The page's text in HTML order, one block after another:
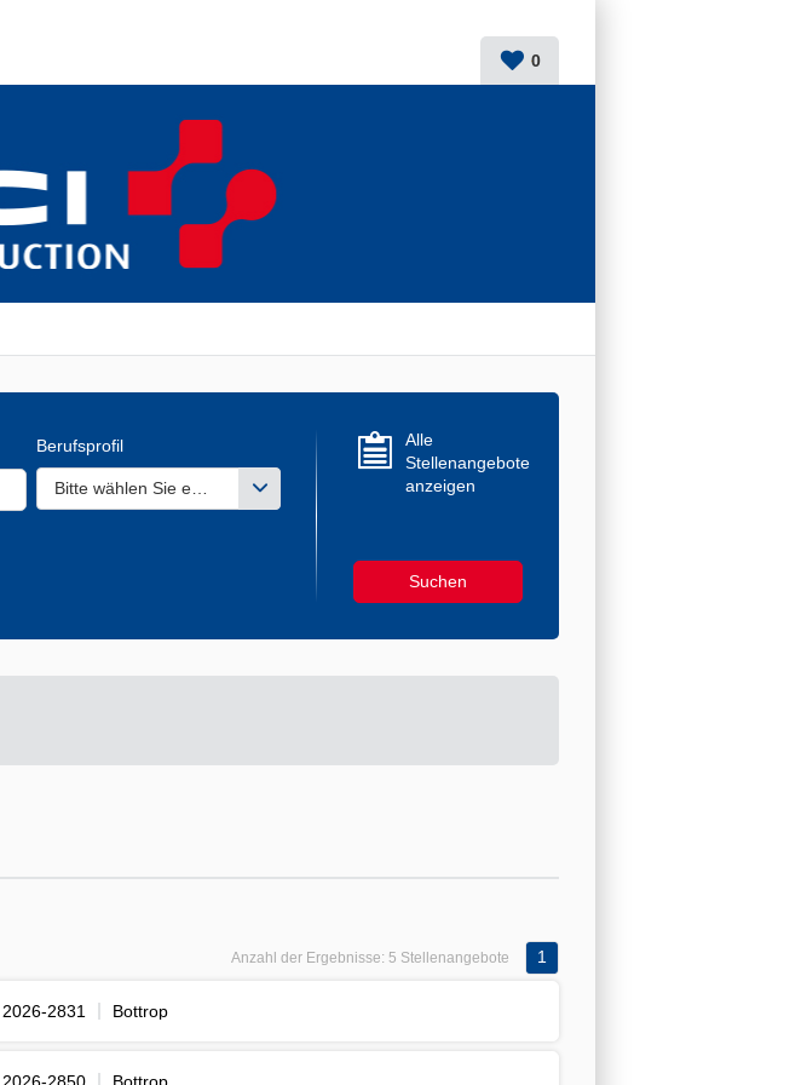
0
Berufsprofil
Bitte wählen Sie einen oder mehrere Werte aus
Alle
Stellenangebote
anzeigen
Anzahl der Ergebnisse: 5 Stellenangebote 1
2831 Bottrop